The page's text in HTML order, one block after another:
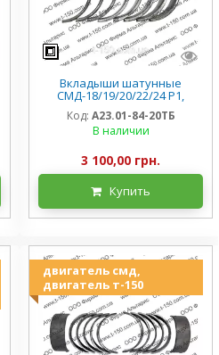
Вкладыши шатунные
СМД-18/19/20/22/24 Р1,
А23.01-84-20ТБ
Код: А23.01-84-20ТБ
В наличии
3 100,00 грн.
Купить
двигатель смд,
двигатель т-150